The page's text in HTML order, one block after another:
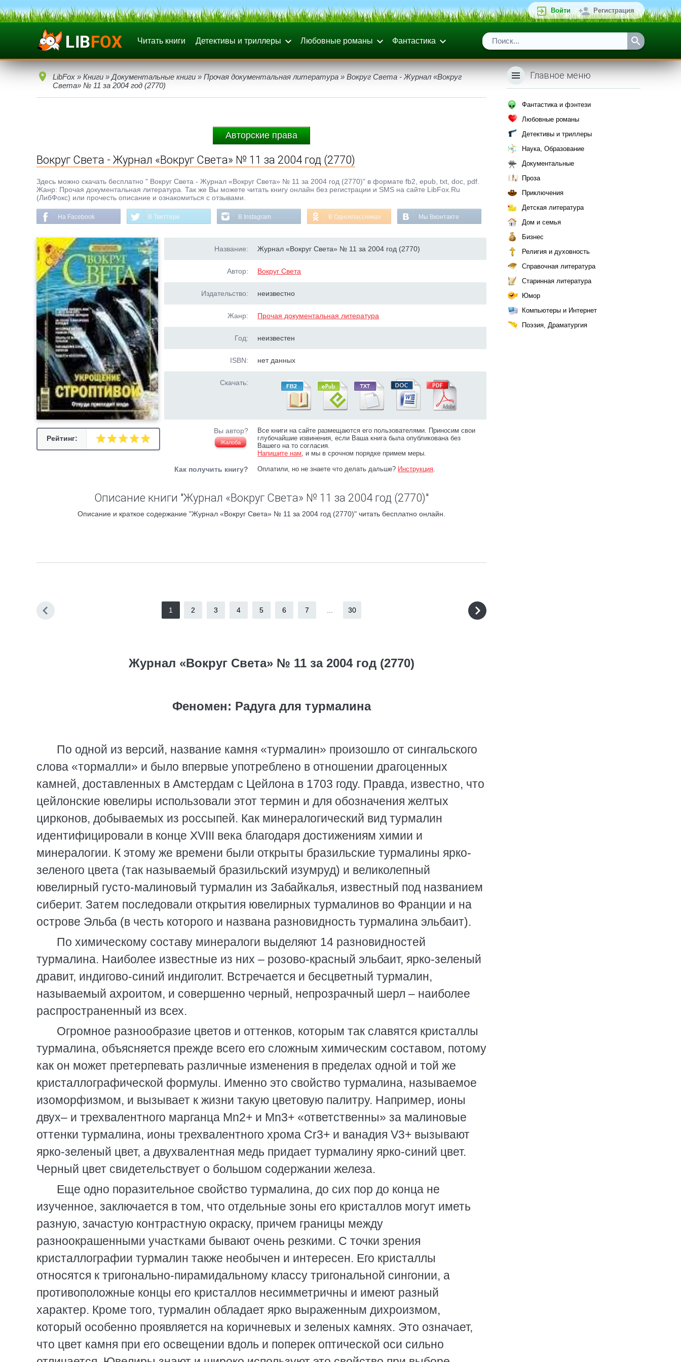
Войти Регистрация
Читать книги Детективы и триллеры Любовные романы Фантастика
LibFox » Книги » Документальные книги » Прочая документальная литература » Вокруг Света - Журнал «Вокруг
Света» № 11 за 2004 год (2770)
Авторские права
Вокруг Света - Журнал «Вокруг Света» № 11 за 2004 год (2770)
Здесь можно скачать бесплатно " Вокруг Света - Журнал «Вокруг Света» № 11 за 2004 год (2770)" в формате fb2, epub, txt, doc, pdf.
Жанр: Прочая документальная литература. Так же Вы можете читать книгу онлайн без регистрации и SMS на сайте LibFox.Ru
(ЛибФокс) или прочесть описание и ознакомиться с отзывами.
На Facebook В Твиттере В Instagram В Одноклассниках Мы Вконтакте
Рейтинг:
Название: Журнал «Вокруг Света» № 11 за 2004 год (2770)
Автор: Вокруг Света
Издательство: неизвестно
Жанр: Прочая документальная литература
Год: неизвестен
ISBN: нет данных
Скачать:
Вы автор?
Жалоба
Все книги на сайте размещаются его пользователями. Приносим свои
глубочайшие извинения, если Ваша книга была опубликована без
Вашего на то согласия.
Напишите нам, и мы в срочном порядке примем меры.
Как получить книгу? Оплатили, но не знаете что делать дальше? Инструкция.
Описание книги "Журнал «Вокруг Света» № 11 за 2004 год (2770)"
Описание и краткое содержание "Журнал «Вокруг Света» № 11 за 2004 год (2770)" читать бесплатно онлайн.
1 2 3 4 5 6 7 30
Журнал «Вокруг Света» № 11 за 2004 год (2770)
Феномен: Радуга для турмалина
По одной из версий, название камня «турмалин» произошло от сингальского
слова «тормалли» и было впервые употреблено в отношении драгоценных
камней, доставленных в Амстердам с Цейлона в 1703 году. Правда, известно, что
цейлонские ювелиры использовали этот термин и для обозначения желтых
цирконов, добываемых из россыпей. Как минералогический вид турмалин
идентифицировали в конце XVIII века благодаря достижениям химии и
минералогии. К этому же времени были открыты бразильские турмалины ярко-
зеленого цвета (так называемый бразильский изумруд) и великолепный
ювелирный густо-малиновый турмалин из Забайкалья, известный под названием
сиберит. Затем последовали открытия ювелирных турмалинов во Франции и на
острове Эльба (в честь которого и названа разновидность турмалина эльбаит).
По химическому составу минералоги выделяют 14 разновидностей
турмалина. Наиболее известные из них – розово-красный эльбаит, ярко-зеленый
дравит, индигово-синий индиголит. Встречается и бесцветный турмалин,
называемый ахроитом, и совершенно черный, непрозрачный шерл – наиболее
распространенный из всех.
Огромное разнообразие цветов и оттенков, которым так славятся кристаллы
турмалина, объясняется прежде всего его сложным химическим составом, потому
как он может претерпевать различные изменения в пределах одной и той же
кристаллографической формулы. Именно это свойство турмалина, называемое
изоморфизмом, и вызывает к жизни такую цветовую палитру. Например, ионы
двух– и трехвалентного марганца Mn2+ и Mn3+ «ответственны» за малиновые
оттенки турмалина, ионы трехвалентного хрома Cr3+ и ванадия V3+ вызывают
ярко-зеленый цвет, а двухвалентная медь придает турмалину ярко-синий цвет.
Черный цвет свидетельствует о большом содержании железа.
Еще одно поразительное свойство турмалина, до сих пор до конца не
изученное, заключается в том, что отдельные зоны его кристаллов могут иметь
разную, зачастую контрастную окраску, причем границы между
разноокрашенными участками бывают очень резкими. С точки зрения
кристаллографии турмалин также необычен и интересен. Его кристаллы
относятся к тригонально-пирамидальному классу тригональной сингонии, а
противоположные концы его кристаллов несимметричны и имеют разный
характер. Кроме того, турмалин обладает ярко выраженным дихроизмом,
который особенно проявляется на коричневых и зеленых камнях. Это означает,
что цвет камня при его освещении вдоль и поперек оптической оси сильно
Главное меню
Фантастика и фэнтези
Любовные романы
Детективы и триллеры
Наука, Образование
Документальные
Проза
Приключения
Детская литература
Дом и семья
Бизнес
Религия и духовность
Справочная литература
Старинная литература
Юмор
Компьютеры и Интернет
Поэзия, Драматургия